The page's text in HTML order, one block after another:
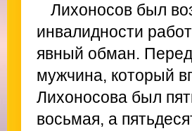
Лихоносов был
инвалидности
явный обман.
мужчина, который
Лихоносова был
восьмая, а